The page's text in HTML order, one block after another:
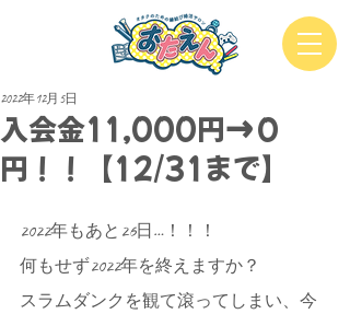
入会金11,000円→０
円！！【12/31まで】
2022年12月5日
2022年もあと26日…！！！
何もせず2022年を終えますか？
スラムダンクを観て滾ってしまい、今